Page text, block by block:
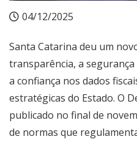
04/12/2025
Santa Catarina deu um
transparência, a
a confiança nos dados
estratégicas do Estado. O
publicado no final de
de normas que